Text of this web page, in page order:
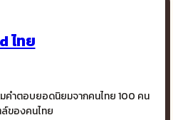
ไทย
คำตอบยอดนิยมจากคนไทย 100 คน
ของคนไทย